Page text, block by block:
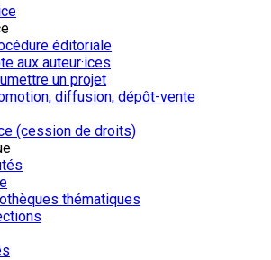
éditoriale
aux auteur·ices
un projet
diffusion, dépôt-vente
(cession de droits)
thématiques